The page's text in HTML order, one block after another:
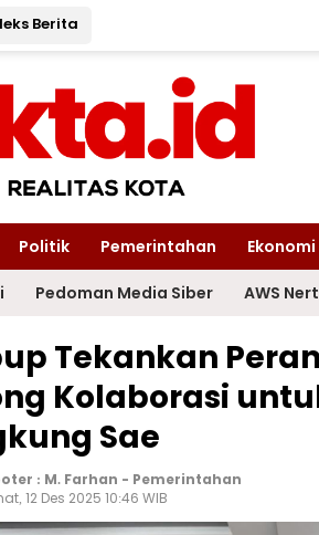
Berita
Politik Pemerintahan Ekonomi
Pedoman Media Siber AWS
Tekankan
Kolaborasi
Sae
: M. Farhan - Pemerintahan
12 Des 2025 10:46 WIB